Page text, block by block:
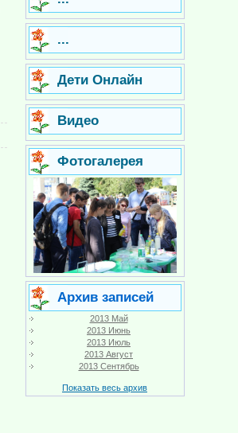
...
Дети Онлайн
Видео
Фотогалерея
Архив записей
2013 Май
2013 Июнь
2013 Июль
2013 Август
2013 Сентябрь
Показать весь архив